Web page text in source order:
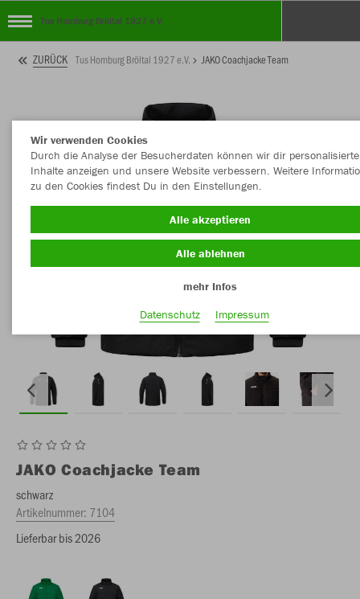
Tus Homburg Bröltal 1927 e.V.
ZURÜCK Tus Homburg Bröltal 1927 e.V. JAKO Coachjacke Team
JAKO Coachjacke Team
schwarz
Artikelnummer: 7104
Lieferbar bis 2026
Wir verwenden Cookies
Durch die Analyse der Besucherdaten können wir dir personalisierte
Inhalte anzeigen und unsere Website verbessern. Weitere
zu den Cookies findest Du in den Einstellungen.
Alle akzeptieren
Alle ablehnen
mehr Infos
Datenschutz
Impressum